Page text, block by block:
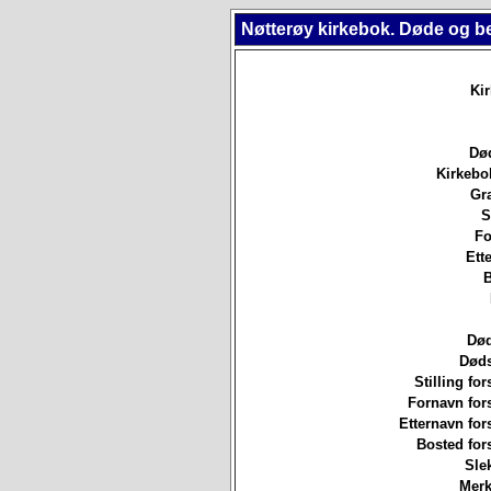
Nøtterøy kirkebok. Døde og
Stilling
Fornavn
Etternavn
Bosted